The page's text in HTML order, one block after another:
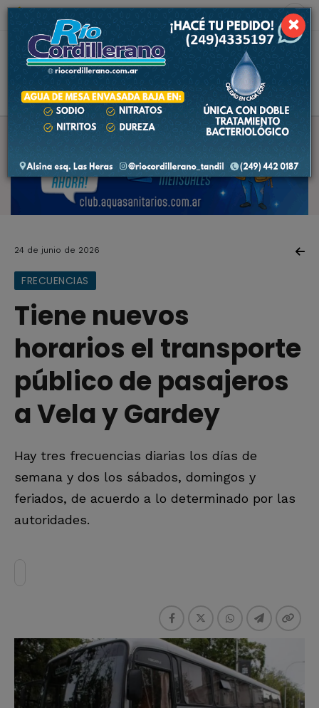
5.4 ºC
24 de junio de 2026
FRECUENCIAS
Tiene nuevos
horarios el transporte
público de pasajeros
a Vela y Gardey
Hay tres frecuencias diarias los días de
semana y dos los sábados, domingos y
feriados, de acuerdo a lo determinado por las
autoridades.
×